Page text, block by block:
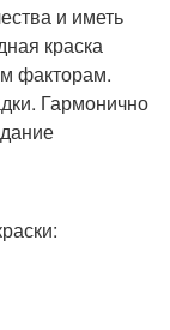
и иметь
краска
факторам.
Гармонично